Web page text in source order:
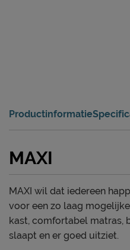
Productinformatie
MAXI
MAXI wil dat iedereen
voor een zo laag
kast, comfortabel matras,
slaapt en er goed uitziet.